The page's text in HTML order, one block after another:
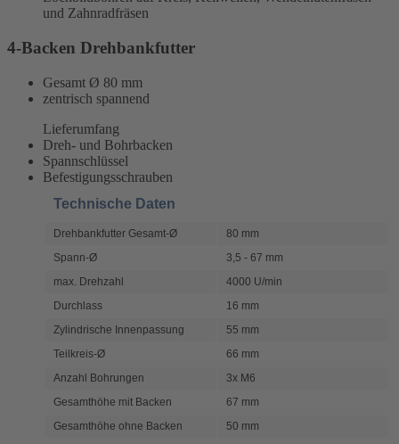
und Zahnradfräsen
4-Backen Drehbankfutter
Gesamt Ø 80 mm
zentrisch spannend
Lieferumfang
Dreh- und Bohrbacken
Spannschlüssel
Befestigungsschrauben
Technische Daten
Drehbankfutter Gesamt-Ø
80 mm
Spann-Ø
3,5 - 67 mm
max. Drehzahl
4000 U/min
Durchlass
16 mm
Zylindrische Innenpassung
55 mm
Teilkreis-Ø
66 mm
Anzahl Bohrungen
3x M6
Gesamthöhe mit Backen
67 mm
Gesamthöhe ohne Backen
50 mm